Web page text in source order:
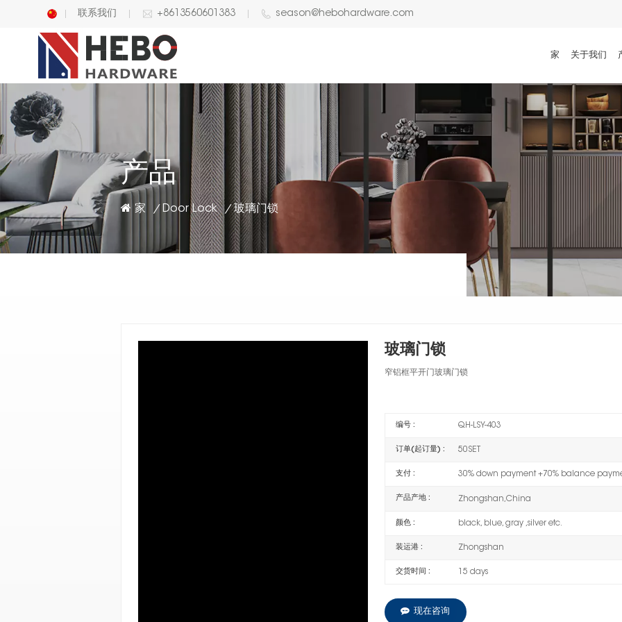
English
联系我们 +8613560601383 season@hebohardware.com
家 关于我们
产品
家 / Door Lock / 玻璃门锁
玻璃门锁
窄铝框平开门玻璃门锁
编号 : QH-LSY-403
订单(起订量) : 50SET
支付 : 30% down payment +70% balance
产品产地 : Zhongshan,China
颜色 : black, blue, gray ,silver etc.
装运港 : Zhongshan
交货时间 : 15 days
现在咨询